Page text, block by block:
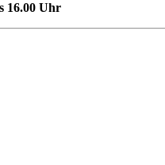
16.00 Uhr